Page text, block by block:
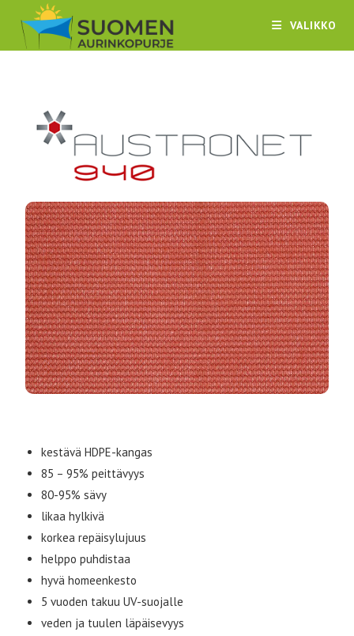
VALIKKO
kestävä HDPE-kangas
85 – 95% peittävyys
80-95% sävy
likaa hylkivä
korkea repäisylujuus
helppo puhdistaa
hyvä homeenkesto
5 vuoden takuu UV-suojalle
veden ja tuulen läpäisevyys